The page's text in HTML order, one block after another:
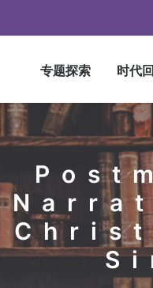
专题探索 时代